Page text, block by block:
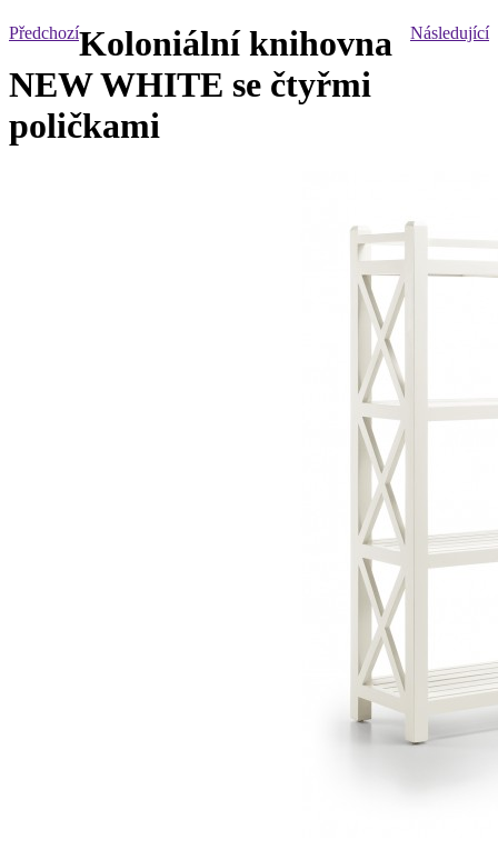
Předchozí Následující
Koloniální knihovna
NEW WHITE se čtyřmi
poličkami